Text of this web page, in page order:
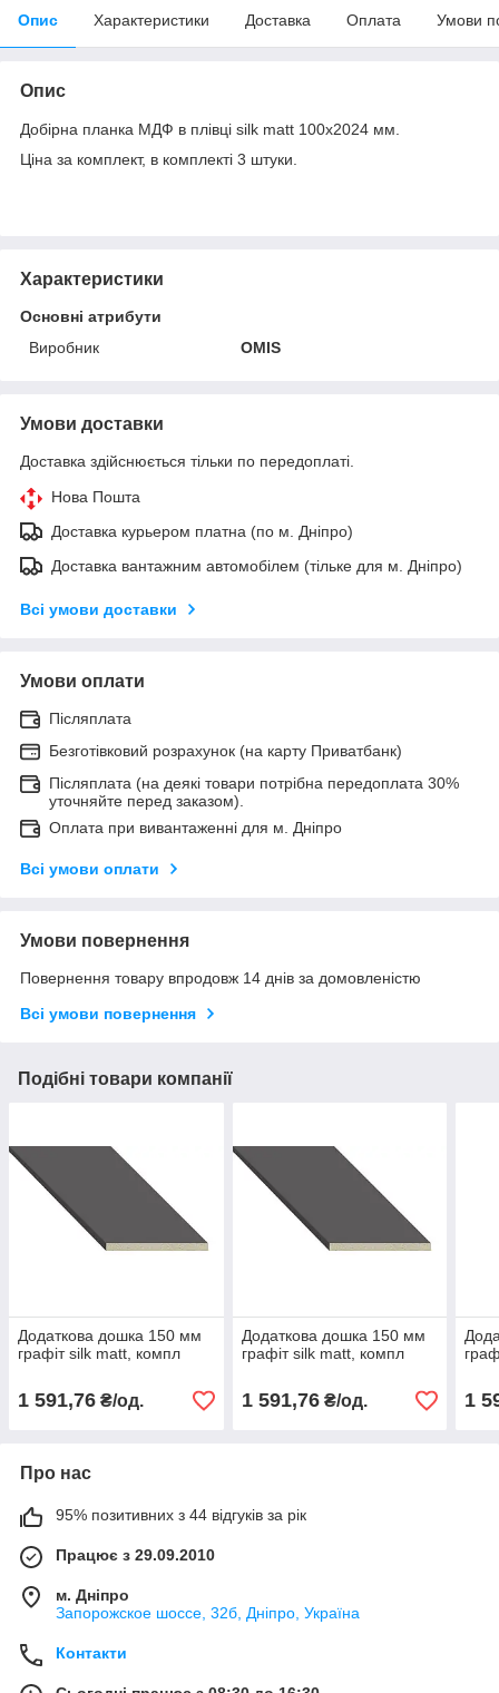
Опис Характеристики Доставка Оплата Умови
Опис
Добірна планка МДФ в плівці silk matt 100х2024 мм.
Ціна за комплект, в комплекті 3 штуки.
Характеристики
Основні атрибути
Виробник
OMIS
Умови доставки
Доставка здійснюється тільки по передоплаті.
Нова Пошта
Доставка курьером платна (по м. Дніпро)
Доставка вантажним автомобілем (тільке для м. Дніпро)
Всі умови доставки
Умови оплати
Післяплата
Безготівковий розрахунок (на карту Приватбанк)
Післяплата (на деякі товари потрібна передоплата 30%
уточняйте перед заказом).
Оплата при вивантаженні для м. Дніпро
Всі умови оплати
Умови повернення
Повернення товару впродовж 14 днів за домовленістю
Всі умови повернення
Подібні товари компанії
Додаткова дошка 150 мм
графіт silk matt, компл
1 591,76 ₴/од.
Додаткова дошка 150 мм
графіт silk matt, компл
1 591,76₴/од. 1
Про нас
95% позитивних з 44 відгуків за рік
Працює з 29.09.2010
м. Дніпро
Запорожское шоссе, 32б, Дніпро, Україна
Контакти